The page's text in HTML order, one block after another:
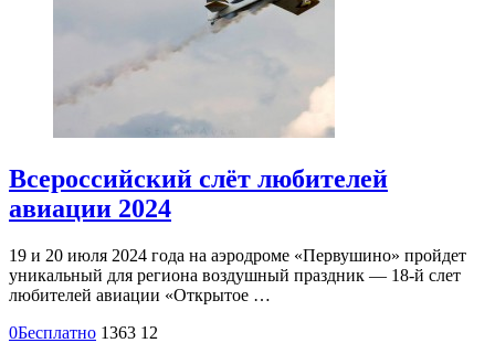
Всероссийский слёт любителей
авиации 2024
19 и 20 июля 2024 года на аэродроме «Первушино» пройдет
уникальный для региона воздушный праздник — 18-й слет
любителей авиации «Открытое …
0Бесплатно 1363 12